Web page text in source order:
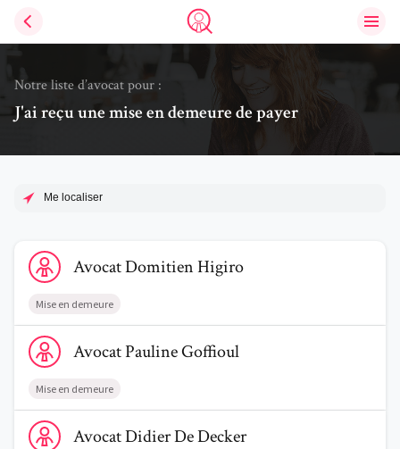
Trouve un avocat
Notre liste d’avocat pour :
J'ai reçu une mise en demeure de payer
Me localiser
Voir le profil de AvocatDomitien Higiro
AvocatDomitienHigiro
Mise en demeure
Voir le profil de AvocatPauline Goffioul
AvocatPaulineGoffioul
Mise en demeure
Voir le profil de AvocatDidier De Decker
AvocatDidierDe Decker